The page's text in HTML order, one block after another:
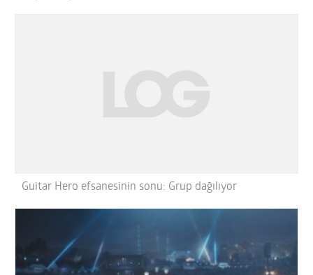
Guitar Hero efsanesinin sonu: Grup dağılıyor